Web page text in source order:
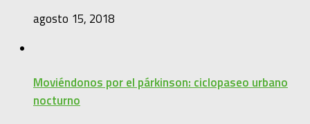
agosto 15, 2018
Moviéndonos por el párkinson: ciclopaseo urbano
nocturno